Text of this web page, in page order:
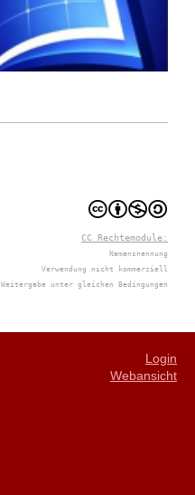
CC Rechtemodule:
Namensnennung
Verwendung nicht kommerziell
Weitergabe unter gleichen Bedingungen
Login
Webansicht